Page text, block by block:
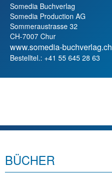
Somedia Buchverlag
Somedia Production AG
Sommeraustrasse 32
CH-7007 Chur
www.somedia-buchverlag.ch
Bestelltel.: +41 55 645 28 63
BÜCHER